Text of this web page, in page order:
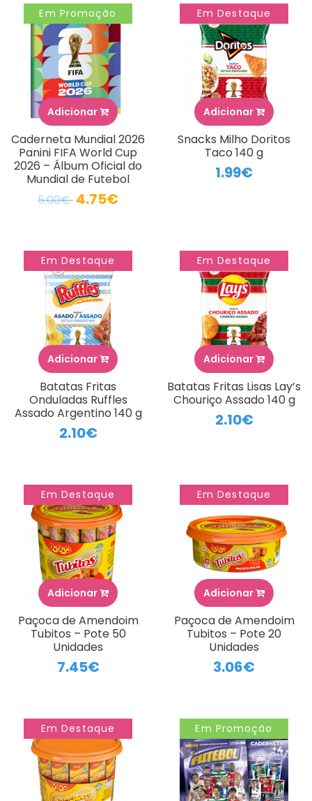
Em Promoção
Adicionar
Caderneta Mundial 2026
Panini FIFA World Cup
2026 – Álbum Oficial do
Mundial de Futebol
5.00€ 4.75€
Em Destaque
Adicionar
Snacks Milho Doritos
Taco 140 g
1.99€
Em Destaque
Adicionar
Batatas Fritas
Onduladas Ruffles
Assado Argentino 140 g
2.10€
Em Destaque
Adicionar
Batatas Fritas Lisas Lay’s
Chouriço Assado 140 g
2.10€
Em Destaque
Adicionar
Paçoca de Amendoim
Tubitos – Pote 50
Unidades
7.45€
Em Destaque
Adicionar
Paçoca de Amendoim
Tubitos – Pote 20
Unidades
3.06€
Em Destaque Em Promoção